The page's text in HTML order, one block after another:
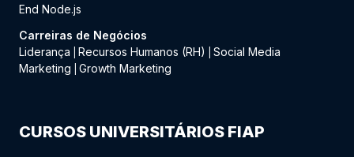
End Node.js
Carreiras de Negócios
Liderança
Recursos Humanos (RH)
Social Media
Marketing
Growth Marketing
CURSOS UNIVERSITÁRIOS FIAP